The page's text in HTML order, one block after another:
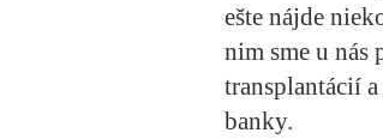
ešte nájde
nim sme u nás
transplantácií
banky.